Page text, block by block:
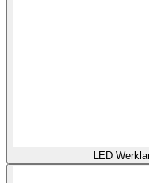
LED